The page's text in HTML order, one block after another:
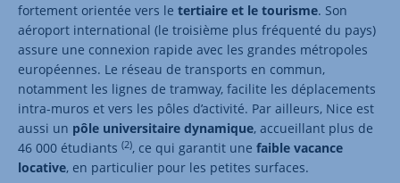
fortement orientée vers le tertiaire et le tourisme. Son
aéroport international (le troisième plus fréquenté du pays)
assure une connexion rapide avec les grandes métropoles
européennes. Le réseau de transports en commun,
notamment les lignes de tramway, facilite les déplacements
intra-muros et vers les pôles d’activité. Par ailleurs, Nice est
aussi un pôle universitaire dynamique, accueillant plus de
46 000 étudiants (2), ce qui garantit une faible vacance
locative, en particulier pour les petites surfaces.